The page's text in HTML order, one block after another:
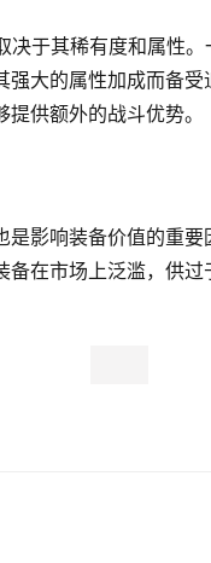
于其稀有度和属性
大的属性加成而备
供额外的战斗优势。
是影响装备价值的重
在市场上泛滥，供